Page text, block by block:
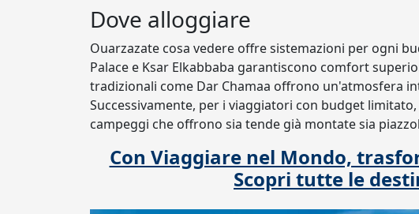
Dove alloggiare
Ouarzazate cosa vedere offre sistemazioni per ogni
Palace e Ksar Elkabbaba garantiscono comfort
tradizionali come Dar Chamaa offrono un'atmosfera
Successivamente, per i viaggiatori con budget
campeggi che offrono sia tende già montate sia
Con Viaggiare nel Mondo,
Scopri tutte le